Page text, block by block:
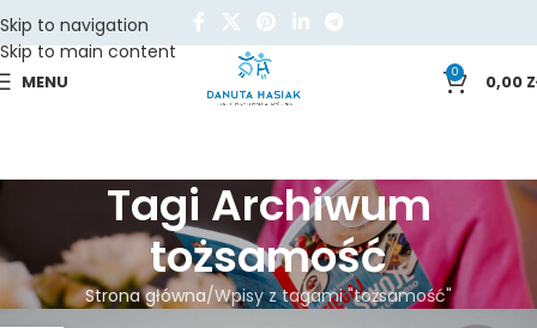
Skip to navigation
Skip to main content
MENU 0 0,00
Tagi Archiwum
tożsamość
Strona główna Wpisy z tagami "tożsamość"